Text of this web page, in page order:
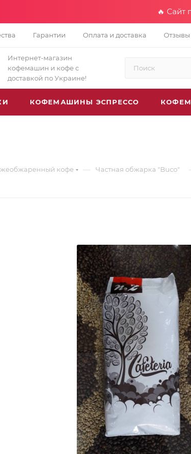
🔥 Сайт
Гарантии Оплата и доставка Отзывы
Интернет-магазин
кофемашин и кофе с
доставкой по Украине!
КОФЕМАШИНЫ ЭСПРЕССО
кофе — Частная обжарка "Buco"